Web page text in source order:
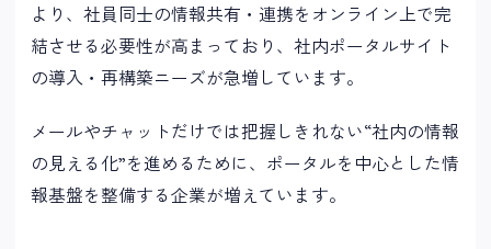
より、社員同士の情報共有・連携をオンライン上で完
結させる必要性が高まっており、社内ポータルサイト
の導入・再構築ニーズが急増しています。
メールやチャットだけでは把握しきれない“社内の情報
の見える化”を進めるために、ポータルを中心とした情
報基盤を整備する企業が増えています。